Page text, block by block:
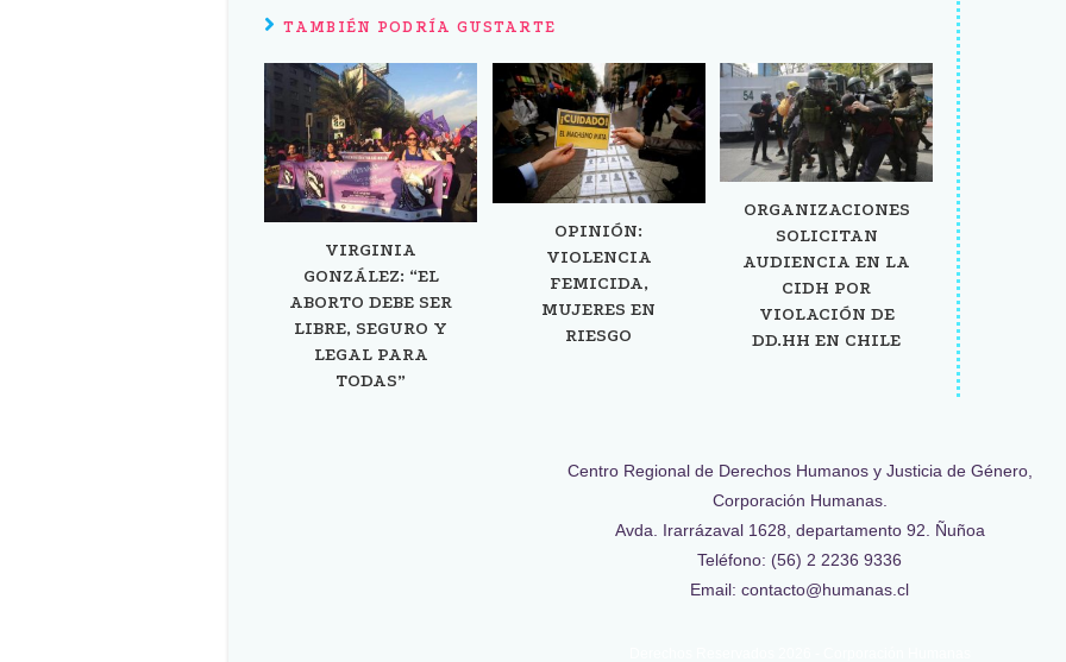
TAMBIÉN PODRÍA GUSTARTE
VIRGINIA
GONZÁLEZ: “EL
ABORTO DEBE SER
LIBRE, SEGURO Y
LEGAL PARA
TODAS”
OPINIÓN:
VIOLENCIA
FEMICIDA,
MUJERES EN
RIESGO
ORGANIZACIONES
SOLICITAN
AUDIENCIA EN LA
CIDH POR
VIOLACIÓN DE
DD.HH EN CHILE
Centro Regional de Derechos Humanos y Justicia de Género,
Corporación Humanas.
Avda. Irarrázaval 1628, departamento 92. Ñuñoa
Teléfono: (56) 2 2236 9336
Email: contacto@humanas.cl